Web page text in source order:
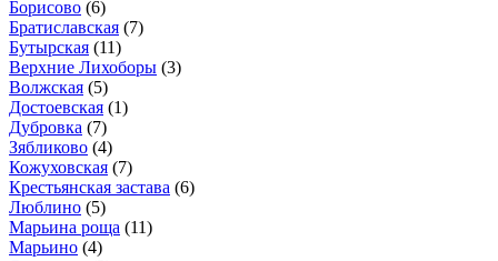
Борисово (6)
Братиславская (7)
Бутырская (11)
Верхние Лихоборы (3)
Волжская (5)
Достоевская (1)
Дубровка (7)
Зябликово (4)
Кожуховская (7)
Крестьянская застава (6)
Люблино (5)
Марьина роща (11)
Марьино (4)